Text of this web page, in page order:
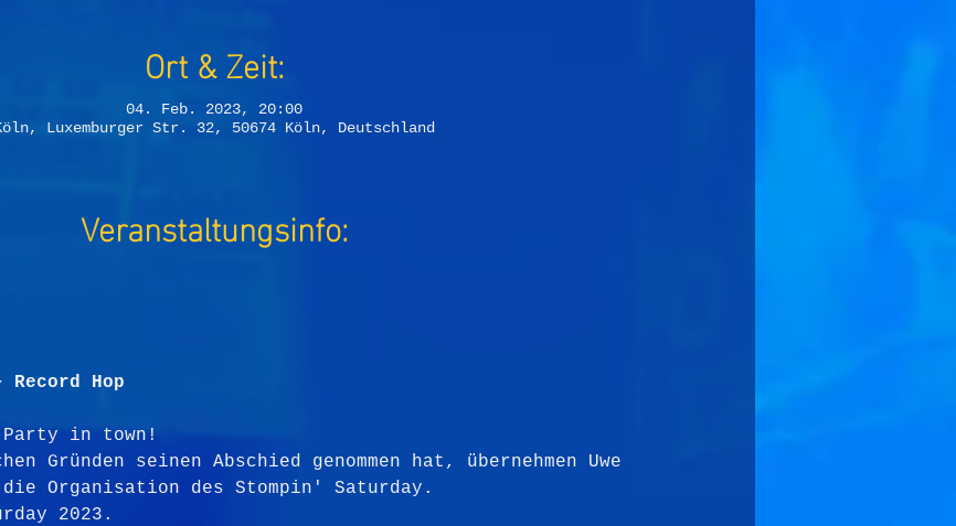
Ort & Zeit:
04. Feb. 2023, 20:00
Luxemburger Str. 32, 50674 Köln, Deutschland
Veranstaltungsinfo:
Hop
in town!
Gründen seinen Abschied genommen hat, übernehmen Uwe
Organisation des Stompin' Saturday.
2023.